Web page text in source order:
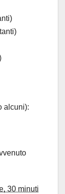
alcuni):
30 minuti